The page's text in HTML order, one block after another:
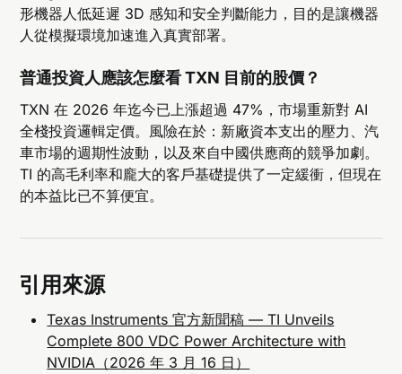
形機器人低延遲 3D 感知和安全判斷能力，目的是讓機器
人從模擬環境加速進入真實部署。
普通投資人應該怎麼看 TXN 目前的股價？
TXN 在 2026 年迄今已上漲超過 47%，市場重新對 AI
全棧投資邏輯定價。風險在於：新廠資本支出的壓力、汽
車市場的週期性波動，以及來自中國供應商的競爭加劇。
TI 的高毛利率和龐大的客戶基礎提供了一定緩衝，但現在
的本益比已不算便宜。
引用來源
Texas Instruments 官方新聞稿 — TI Unveils
Complete 800 VDC Power Architecture with
NVIDIA（2026 年 3 月 16 日）